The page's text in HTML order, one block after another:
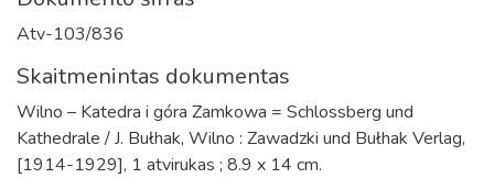
Atv-103/836
Skaitmenintas dokumentas
Wilno – Katedra i góra Zamkowa = Schlossberg und
Kathedrale / J. Bułhak, Wilno : Zawadzki und Bułhak Verlag,
[1914-1929], 1 atvirukas ; 8.9 x 14 cm.